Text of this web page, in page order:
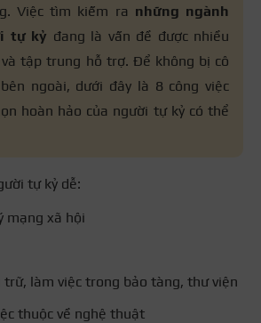
xuyên để đảm bảo tính chính
Việc tìm kiếm ra những ngành
tự kỷ đang là vấn đề được nhiều
tập trung hỗ trợ. Để không bị cô
ngoài, dưới đây là 8 công việc
hoàn hảo của người tự kỷ có thể
tự kỷ dễ:
mạng xã hội
trữ, làm việc trong bảo tàng, thư viện
thuộc về nghệ thuật